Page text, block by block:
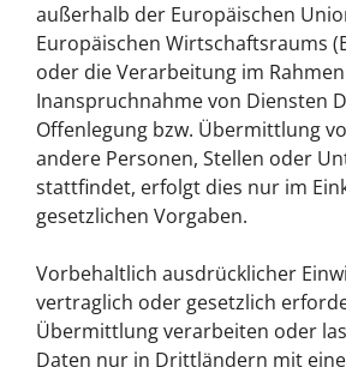
außerhalb der Europäischen
Europäischen Wirtschaftsraums
oder die Verarbeitung im
Inanspruchnahme von Diensten
Offenlegung bzw. Übermittlung
andere Personen, Stellen oder
stattfindet, erfolgt dies nur im
gesetzlichen Vorgaben.
Vorbehaltlich ausdrücklicher
vertraglich oder gesetzlich
Übermittlung verarbeiten oder
Daten nur in Drittländern mit